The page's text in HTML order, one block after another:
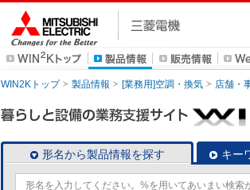
WIN2Kトップ 製品情報 [業務用]空調・換気 店舗・
形名から製品情報を探す キー